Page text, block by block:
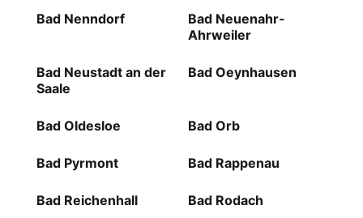
Bad Nenndorf
Bad Neuenahr-
Ahrweiler
Bad Neustadt an der
Saale
Bad Oeynhausen
Bad Oldesloe Bad Orb
Bad Pyrmont Bad Rappenau
Bad Reichenhall Bad Rodach